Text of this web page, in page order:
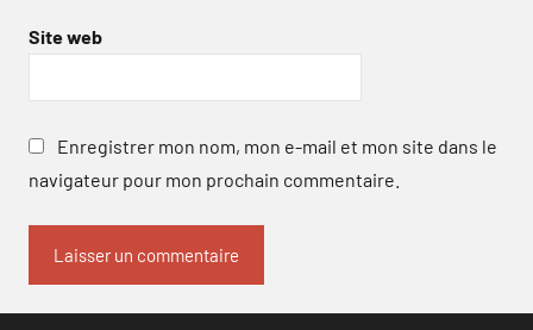
Site web
Enregistrer mon nom, mon e-mail et mon site dans le
navigateur pour mon prochain commentaire.